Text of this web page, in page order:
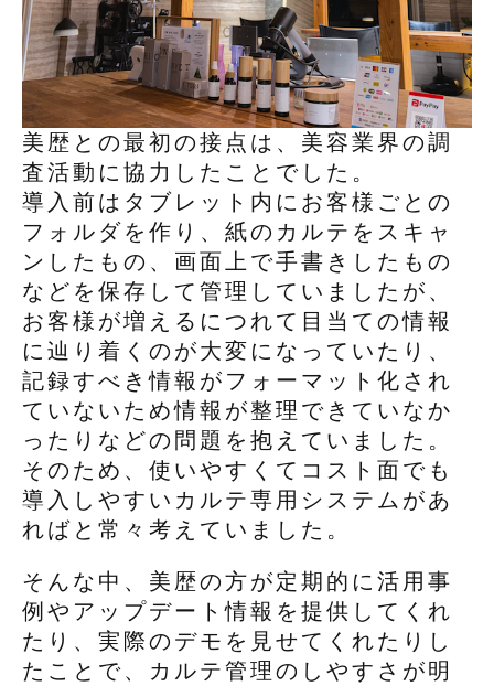
美歴との最初の接点は、美容業界の調
査活動に協力したことでした。
導入前はタブレット内にお客様ごとの
フォルダを作り、紙のカルテをスキャ
ンしたもの、画面上で手書きしたもの
などを保存して管理していましたが、
お客様が増えるにつれて目当ての情報
に辿り着くのが大変になっていたり、
記録すべき情報がフォーマット化され
ていないため情報が整理できていなか
ったりなどの問題を抱えていました。
そのため、使いやすくてコスト面でも
導入しやすいカルテ専用システムがあ
ればと常々考えていました。
そんな中、美歴の方が定期的に活用事
例やアップデート情報を提供してくれ
たり、実際のデモを見せてくれたりし
たことで、カルテ管理のしやすさが明